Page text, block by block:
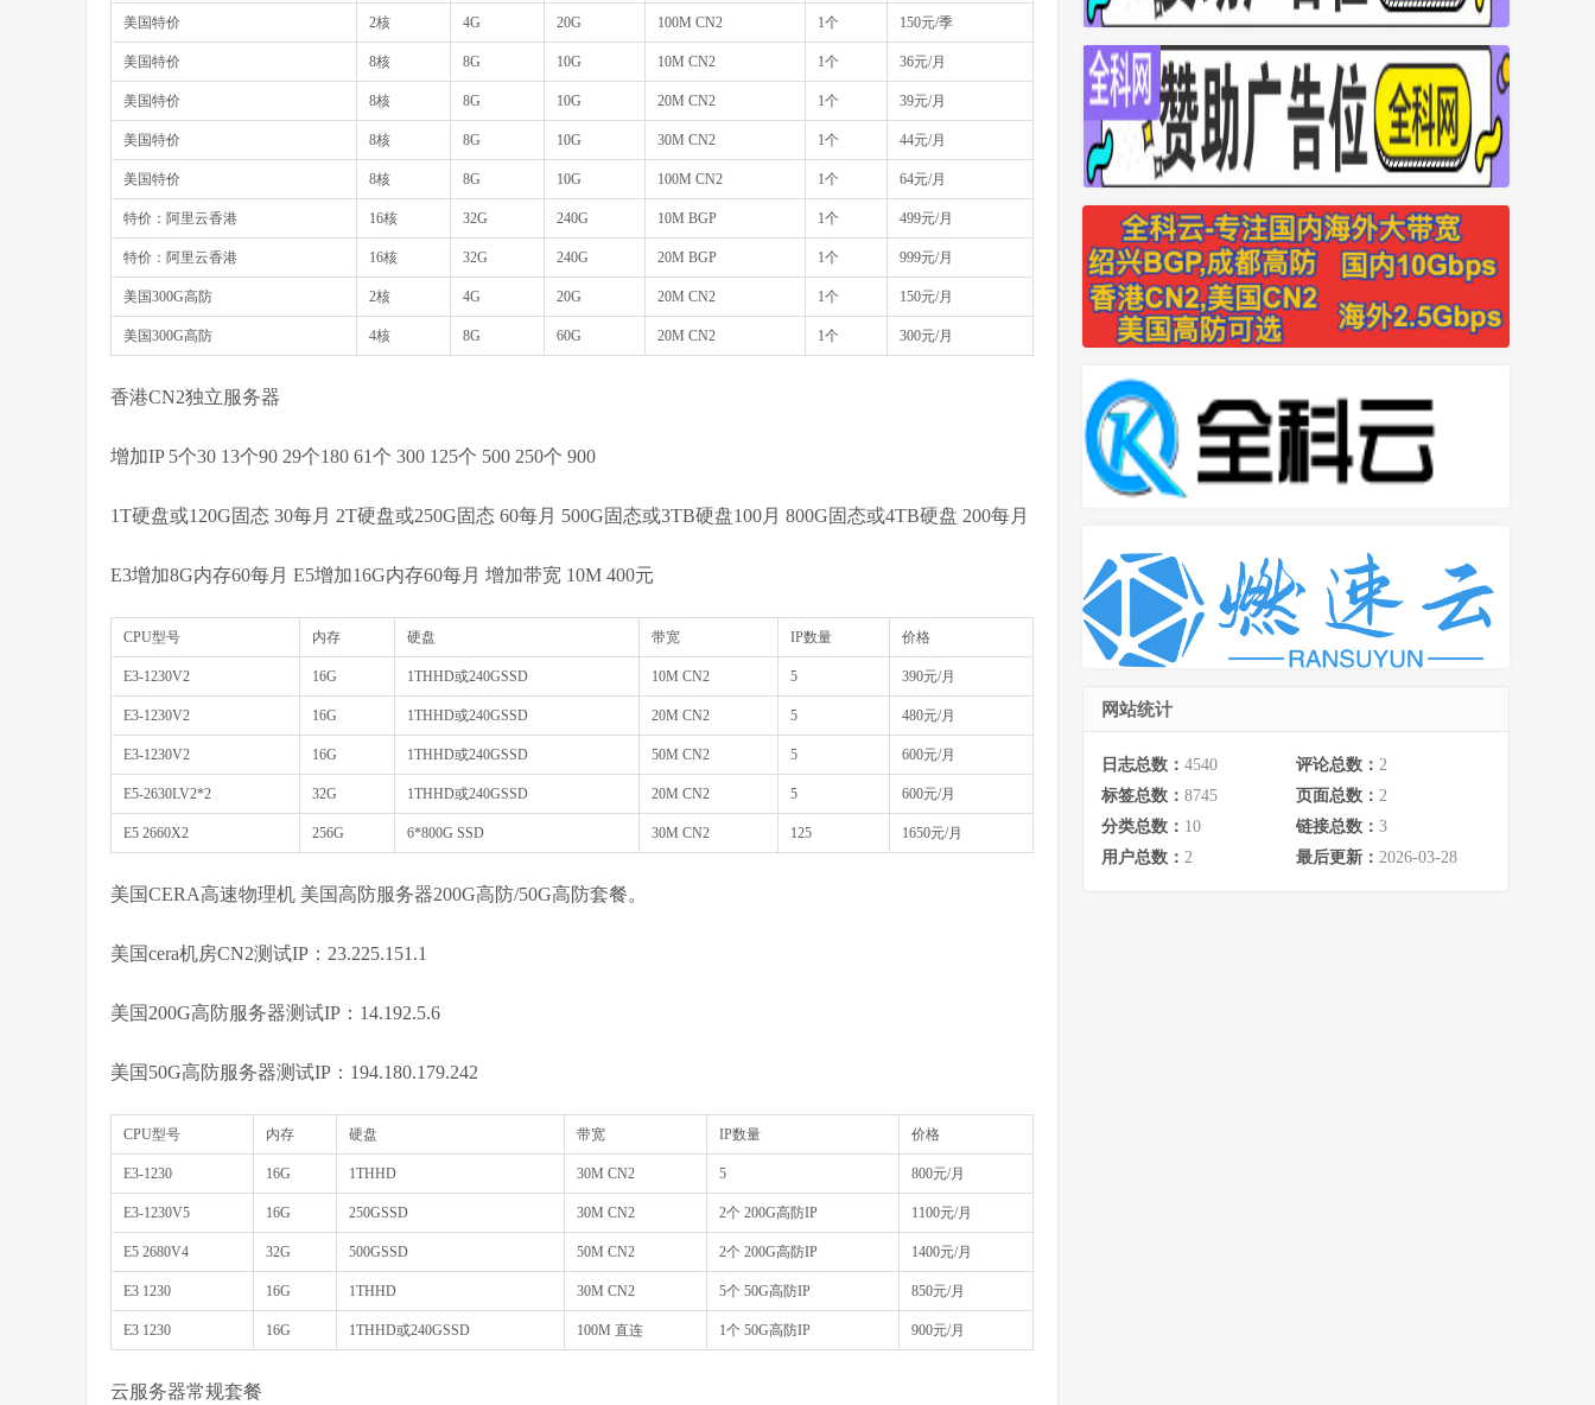
美国特价 2核 4G 20G 100M CN2 1个 150元/季
美国特价 8核 8G 10G 10M CN2 1个 36元/月
美国特价 8核 8G 10G 20M CN2 1个 39元/月
美国特价 8核 8G 10G 30M CN2 1个 44元/月
美国特价 8核 8G 10G 100M CN2 1个 64元/月
特价：阿里云香港 16核 32G 240G 10M BGP 1个 499元/月
特价：阿里云香港 16核 32G 240G 20M BGP 1个 999元/月
美国300G高防 2核 4G 20G 20M CN2 1个 150元/月
美国300G高防 4核 8G 60G 20M CN2 1个 300元/月
香港CN2独立服务器
增加IP 5个30 13个90 29个180 61个 300 125个 500 250个 900
1T硬盘或120G固态 30每月 2T硬盘或250G固态 60每月 500G固态或3TB硬盘100月 800G固态或4TB硬盘 200每月
E3增加8G内存60每月 E5增加16G内存60每月 增加带宽 10M 400元
CPU型号 内存 硬盘 带宽 IP数量 价格
E3-1230V2 16G 1THHD或240GSSD 10M CN2 5 390元/月
E3-1230V2 16G 1THHD或240GSSD 20M CN2 5 480元/月
E3-1230V2 16G 1THHD或240GSSD 50M CN2 5 600元/月
E5-2630LV2*2 32G 1THHD或240GSSD 20M CN2 5 600元/月
E5 2660X2 256G 6*800G SSD 30M CN2 125 1650元/月
美国CERA高速物理机 美国高防服务器200G高防/50G高防套餐。
美国cera机房CN2测试IP：23.225.151.1
美国200G高防服务器测试IP：14.192.5.6
美国50G高防服务器测试IP：194.180.179.242
CPU型号 内存 硬盘 带宽 IP数量 价格
E3-1230 16G 1THHD 30M CN2 5 800元/月
E3-1230V5 16G 250GSSD 30M CN2 2个 200G高防IP 1100元/月
E5 2680V4 32G 500GSSD 50M CN2 2个 200G高防IP 1400元/月
E3 1230 16G 1THHD 30M CN2 5个 50G高防IP 850元/月
E3 1230 16G 1THHD或240GSSD 100M 直连 1个 50G高防IP 900元/月
云服务器常规套餐
网站统计
日志总数： 4540 评论总数： 2
标签总数： 8745 页面总数： 2
分类总数： 10 链接总数： 3
用户总数： 2 最后更新： 2026-03-28